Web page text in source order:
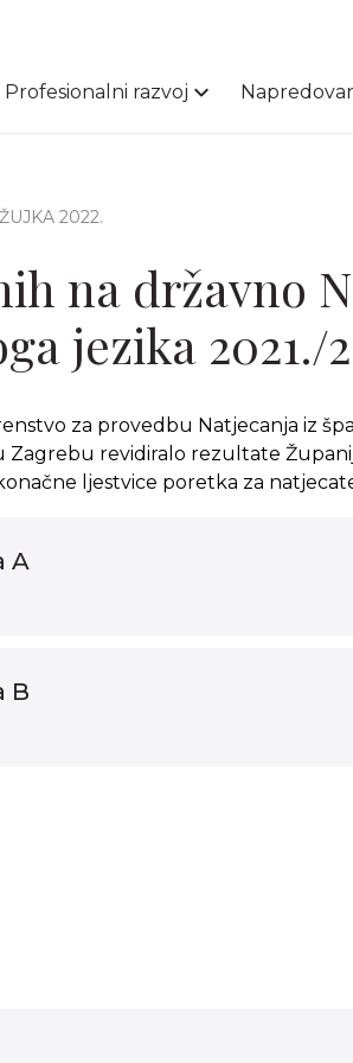
Profesionalni razvoj
2022.
na državno
jezika 2021./
za provedbu Natjecanja iz
Zagrebu revidiralo rezultate
ljestvice poretka za
A
B